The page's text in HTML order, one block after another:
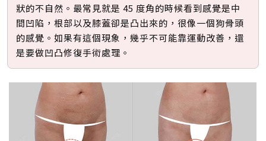
狀的不自然。最常見就是 45 度角的時候看到感覺是中
間凹陷，根部以及膝蓋卻是凸出來的，很像一個狗骨頭
的感覺。如果有這個現象，幾乎不可能靠運動改善，還
是要做凹凸修復手術處理。